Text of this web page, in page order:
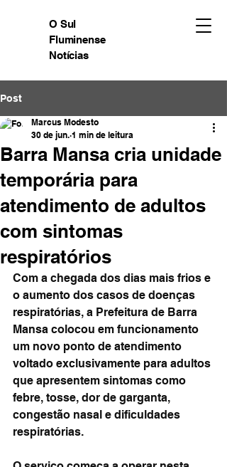
O Sul
Fluminense
Notícias
Post
Barra Mansa cria unidade
temporária para
atendimento de adultos
com sintomas
respiratórios
Marcus Modesto
30 de jun. 1 min de leitura
Com a chegada dos dias mais frios e
o aumento dos casos de doenças
respiratórias, a Prefeitura de Barra
Mansa colocou em funcionamento
um novo ponto de atendimento
voltado exclusivamente para adultos
que apresentem sintomas como
febre, tosse, dor de garganta,
congestão nasal e dificuldades
respiratórias.